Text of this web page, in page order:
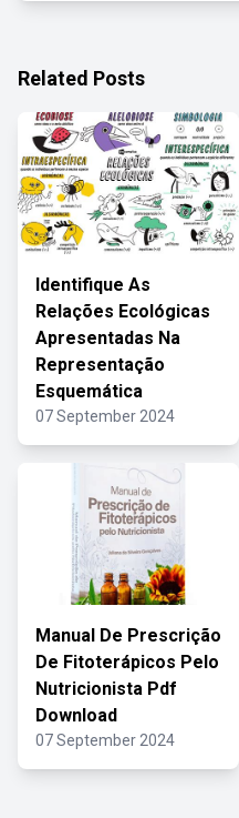
Related Posts
Identifique As
Relações Ecológicas
Apresentadas Na
Representação
Esquemática
07 September 2024
Manual De Prescrição
De Fitoterápicos Pelo
Nutricionista Pdf
Download
07 September 2024